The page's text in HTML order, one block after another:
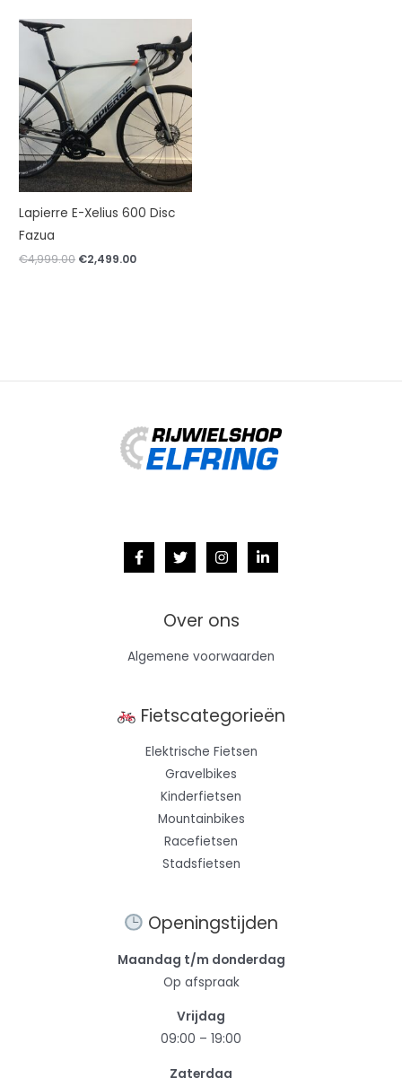
€4,699.00.€2,899.00.
Lapierre E-Xelius 600 Disc
Fazua
€4,999.00 Oorspronkelijke
€2,499.00Huidige
Over ons
Algemene voorwaarden
Fietscategorieën
Elektrische Fietsen
Gravelbikes
Kinderfietsen
Mountainbikes
Racefietsen
Stadsfietsen
Openingstijden
Maandag t/m donderdag
Op afspraak
Vrijdag
09:00 – 19:00
Zaterdag